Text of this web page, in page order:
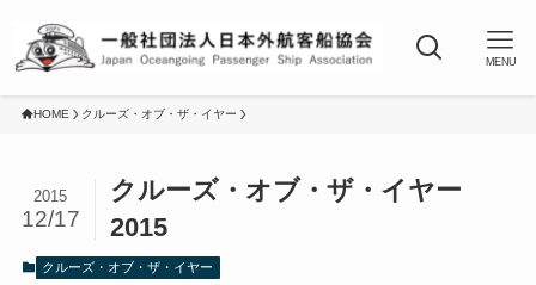
MENU
HOME クルーズ・オブ・ザ・イヤー
クルーズ・オブ・ザ・イヤー
2015
2015
12/17
クルーズ・オブ・ザ・イヤー